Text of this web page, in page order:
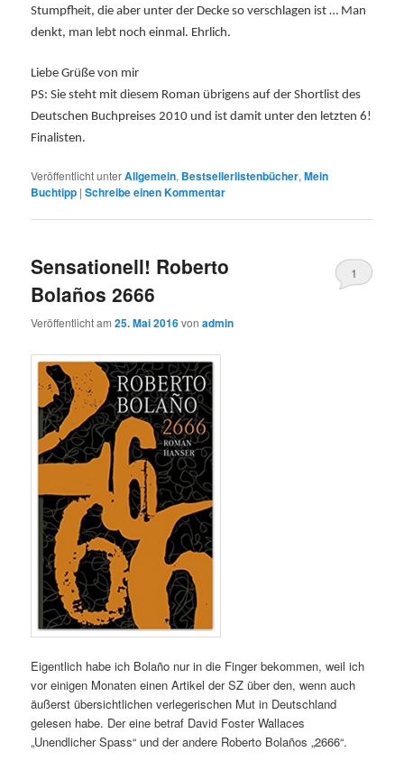
Stumpfheit, die aber unter der Decke so verschlagen ist … Man
denkt, man lebt noch einmal. Ehrlich.
Liebe Grüße von mir
PS: Sie steht mit diesem Roman übrigens auf der Shortlist des
Deutschen Buchpreises 2010 und ist damit unter den letzten 6!
Finalisten.
Veröffentlicht unterAllgemein, Bestsellerlistenbücher,Mein
Buchtipp |Schreibe einen Kommentar
Sensationell! Roberto
Bolaños 2666
Veröffentlicht am25. Mai 2016vonadmin
1
Eigentlich habe ich Bolaño nur in die Finger bekommen, weil ich
vor einigen Monaten einen Artikel der SZ über den, wenn auch
äußerst übersichtlichen verlegerischen Mut in Deutschland
gelesen habe. Der eine betraf David Foster Wallaces
„Unendlicher Spass“ und der andere Roberto Bolaños „2666“.